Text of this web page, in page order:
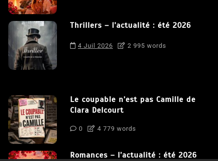
Thrillers – l’actualité : été 2026
4 Juil 2026 2 995 words
Le coupable n’est pas Camille de
Clara Delcourt
0 4 779 words
Romances – l’actualité : été 2026